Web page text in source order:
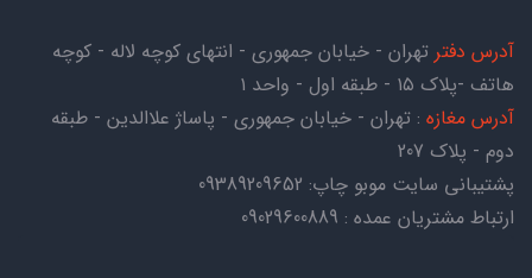
آدرس دفتر تهران - خیابان جمهوری - انتهای کوچه لاله - کوچه
هاتف -پلاک ۱۵ - طبقه اول - واحد ۱
آدرس مغازه : تهران - خیابان جمهوری - پاساژ علاالدین - طبقه
دوم - پلاک 207
پشتیبانی سایت موبو چاپ: 09389209652
ارتباط مشتریان عمده : 09029600889